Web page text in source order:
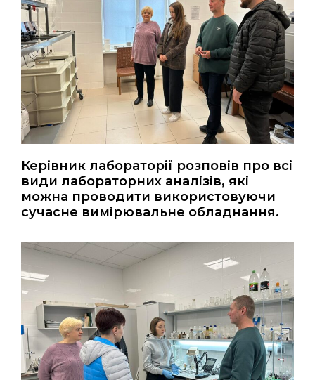
Керівник лабораторії розповів про всі
види лабораторних аналізів, які
можна проводити використовуючи
сучасне вимірювальне обладнання.